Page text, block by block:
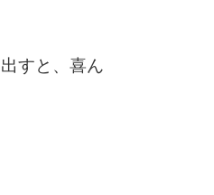
すと、喜ん